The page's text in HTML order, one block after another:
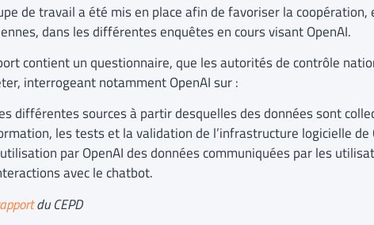
de travail a été mis en place afin de favoriser la coopération,
dans les différentes enquêtes en cours visant OpenAI.
contient un questionnaire, que les autorités de contrôle
interrogeant notamment OpenAI sur :
différentes sources à partir desquelles des données sont
les tests et la validation de l’infrastructure logicielle de
par OpenAI des données communiquées par les
avec le chatbot.
du CEPD